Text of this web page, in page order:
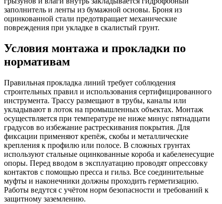
заполнитель и ленты из бумажной основы. Броня из
оцинкованной стали предотвращает механические
повреждения при укладке в скалистый грунт.
Условия монтажа и прокладки по
нормативам
Правильная прокладка линий требует соблюдения
строительных правил и использования сертифицированного
инструмента. Трассу размещают в трубы, каналы или
укладывают в лоток на промышленных объектах. Монтаж
осуществляется при температуре не ниже минус пятнадцати
градусов во избежание растрескивания покрытия. Для
фиксации применяют крепёж, скобы и металлические
крепления к профилю или полосе. В сложных грунтах
используют стальные оцинкованные короба и кабеленесущие
опоры. Перед вводом в эксплуатацию проводят опрессовку
контактов с помощью пресса и гильз. Все соединительные
муфты и наконечники должны проходить герметизацию.
Работы ведутся с учётом норм безопасности и требований к
защитному заземлению.